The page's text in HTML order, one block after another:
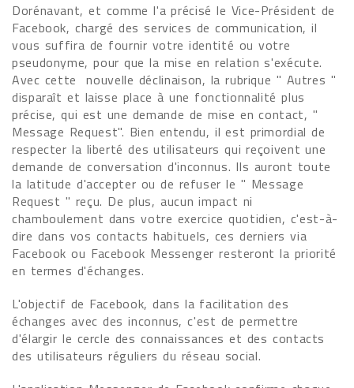
Dorénavant, et comme l'a précisé le Vice-Président de
Facebook, chargé des services de communication, il
vous suffira de fournir votre identité ou votre
pseudonyme, pour que la mise en relation s'exécute.
Avec cette nouvelle déclinaison, la rubrique " Autres "
disparaît et laisse place à une fonctionnalité plus
précise, qui est une demande de mise en contact, "
Message Request". Bien entendu, il est primordial de
respecter la liberté des utilisateurs qui reçoivent une
demande de conversation d'inconnus. Ils auront toute
la latitude d'accepter ou de refuser le " Message
Request " reçu. De plus, aucun impact ni
chamboulement dans votre exercice quotidien, c'est-à-
dire dans vos contacts habituels, ces derniers via
Facebook ou Facebook Messenger resteront la priorité
en termes d'échanges.
L'objectif de Facebook, dans la facilitation des
échanges avec des inconnus, c'est de permettre
d'élargir le cercle des connaissances et des contacts
des utilisateurs réguliers du réseau social.